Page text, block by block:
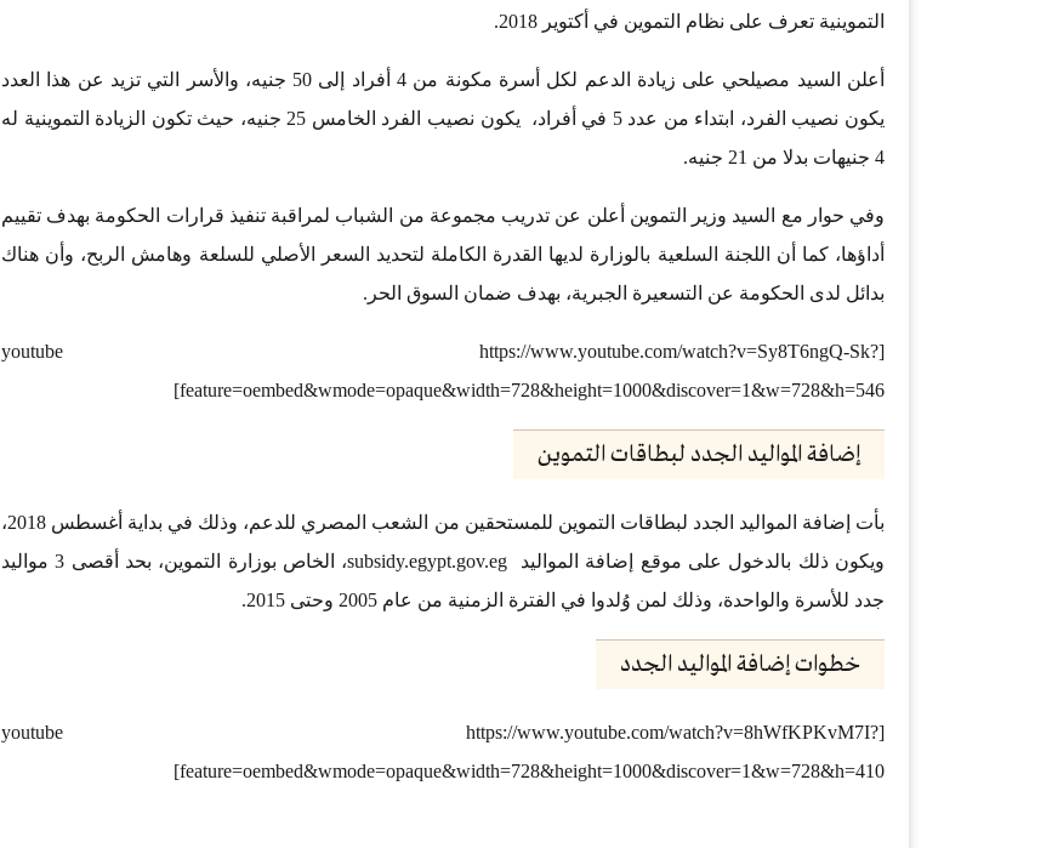
التموينية تعرف على نظام التموين في أكتوير 2018.
أعلن السيد مصيلحي على زيادة الدعم لكل أسرة مكونة من 4 أفراد إلى 50 جنيه، والأسر التي تزيد عن هذا العدد
يكون نصيب الفرد، ابتداء من عدد 5 في أفراد، يكون نصيب الفرد الخامس 25 جنيه، حيث تكون الزيادة التموينية له
4 جنيهات بدلا من 21 جنيه.
وفي حوار مع السيد وزير التموين أعلن عن تدريب مجموعة من الشباب لمراقبة تنفيذ قرارات الحكومة بهدف تقييم
أداؤها، كما أن اللجنة السلعية بالوزارة لديها القدرة الكاملة لتحديد السعر الأصلي للسلعة وهامش الربح، وأن هناك
بدائل لدى الحكومة عن التسعيرة الجبرية، بهدف ضمان السوق الحر.
[youtube https://www.youtube.com/watch?v=Sy8T6ngQ-Sk?
feature=oembed&wmode=opaque&width=728&height=1000&discover=1&w=728&h=546]
إضافة المواليد الجدد لبطاقات التموين
بأت إضافة المواليد الجدد لبطاقات التموين للمستحقين من الشعب المصري للدعم، وذلك في بداية أغسطس 2018،
ويكون ذلك بالدخول على موقع إضافة المواليد subsidy.egypt.gov.eg، الخاص بوزارة التموين، بحد أقصى 3 مواليد
جدد للأسرة والواحدة، وذلك لمن وُلدوا في الفترة الزمنية من عام 2005 وحتى 2015.
خطوات إضافة المواليد الجدد
[youtube https://www.youtube.com/watch?v=8hWfKPKvM7I?
feature=oembed&wmode=opaque&width=728&height=1000&discover=1&w=728&h=410]